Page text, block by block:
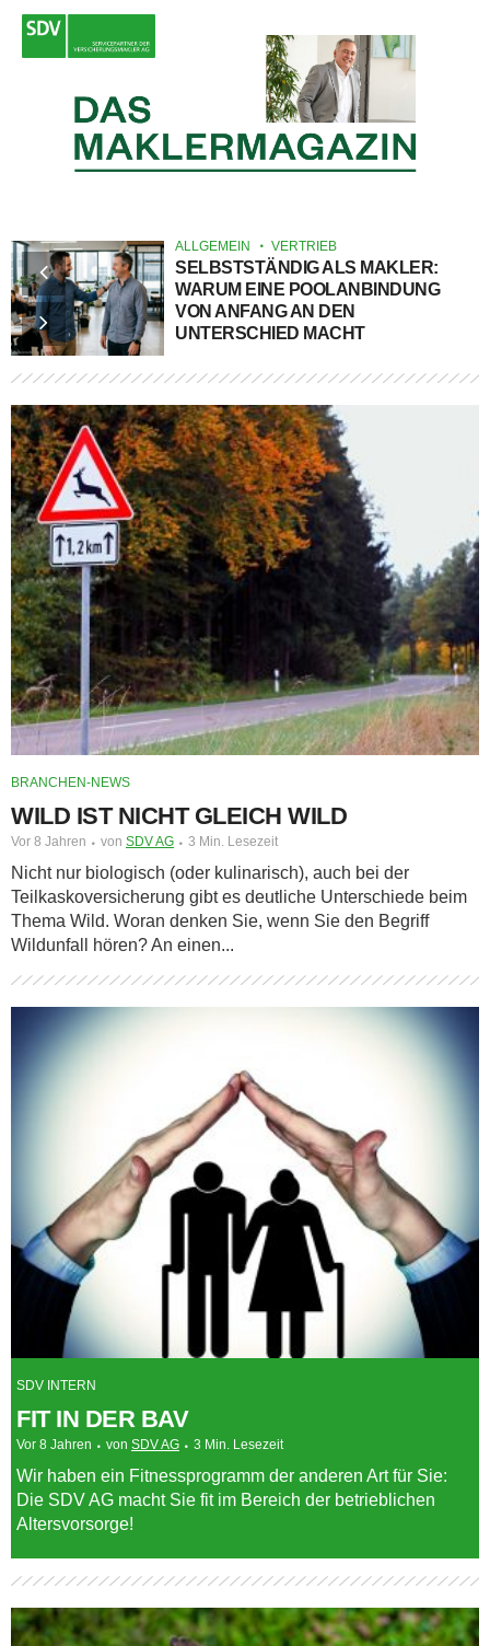
ALLGEMEIN VERTRIEB
SELBSTSTÄNDIG ALS MAKLER:
WARUM EINE POOLANBINDUNG
VON ANFANG AN DEN
UNTERSCHIED MACHT
BRANCHEN-NEWS
WILD IST NICHT GLEICH WILD
Vor 8 Jahren von SDV AG 3 Min. Lesezeit
Nicht nur biologisch (oder kulinarisch), auch bei der
Teilkaskoversicherung gibt es deutliche Unterschiede beim
Thema Wild. Woran denken Sie, wenn Sie den Begriff
Wildunfall hören? An einen...
SDV INTERN
FIT IN DER BAV
Vor 8 Jahren von SDV AG 3 Min. Lesezeit
Wir haben ein Fitnessprogramm der anderen Art für Sie:
Die SDV AG macht Sie fit im Bereich der betrieblichen
Altersvorsorge!